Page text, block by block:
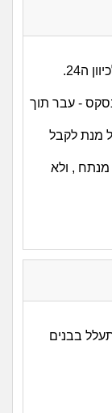
- עבר תוך
מנת לקבל
, ולא
בבנים